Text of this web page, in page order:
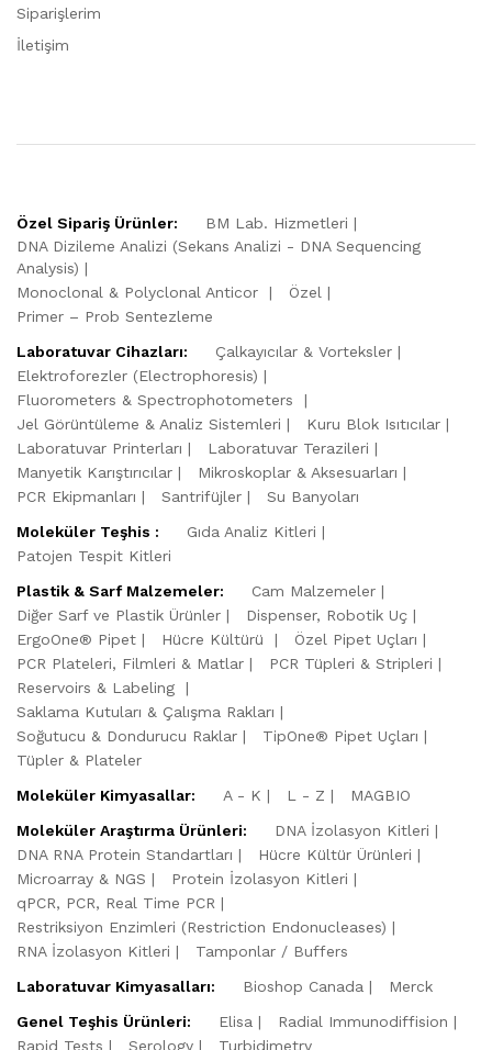
Siparişlerim
İletişim
Özel Sipariş Ürünler:
BM Lab. Hizmetleri
DNA Dizileme Analizi (Sekans Analizi - DNA Sequencing
Analysis)
Monoclonal & Polyclonal Anticor
Özel
Primer – Prob Sentezleme
Laboratuvar Cihazları:
Çalkayıcılar & Vorteksler
Elektroforezler (Electrophoresis)
Fluorometers & Spectrophotometers
Jel Görüntüleme & Analiz Sistemleri
Kuru Blok Isıtıcılar
Laboratuvar Printerları
Laboratuvar Terazileri
Manyetik Karıştırıcılar
Mikroskoplar & Aksesuarları
PCR Ekipmanları
Santrifüjler
Su Banyoları
Moleküler Teşhis :
Gıda Analiz Kitleri
Patojen Tespit Kitleri
Plastik & Sarf Malzemeler:
Cam Malzemeler
Diğer Sarf ve Plastik Ürünler
Dispenser, Robotik Uç
ErgoOne® Pipet
Hücre Kültürü
Özel Pipet Uçları
PCR Plateleri, Filmleri & Matlar
PCR Tüpleri & Stripleri
Reservoirs & Labeling
Saklama Kutuları & Çalışma Rakları
Soğutucu & Dondurucu Raklar
TipOne® Pipet Uçları
Tüpler & Plateler
Moleküler Kimyasallar:
A - K L - Z
MAGBIO
Moleküler Araştırma Ürünleri:
DNA İzolasyon Kitleri
DNA RNA Protein Standartları
Hücre Kültür Ürünleri
Microarray & NGS
Protein İzolasyon Kitleri
qPCR, PCR, Real Time PCR
Restriksiyon Enzimleri (Restriction Endonucleases)
RNA İzolasyon Kitleri
Tamponlar / Buffers
Laboratuvar Kimyasalları:
Bioshop Canada
Merck
Genel Teşhis Ürünleri:
Elisa
Radial Immunodiffision
Rapid Tests
Serology Turbidimetry